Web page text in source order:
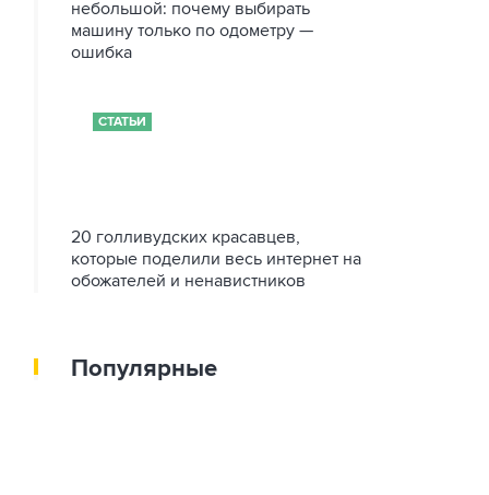
небольшой: почему выбирать
машину только по одометру —
ошибка
СТАТЬИ
20 голливудских красавцев,
которые поделили весь интернет на
обожателей и ненавистников
Популярные